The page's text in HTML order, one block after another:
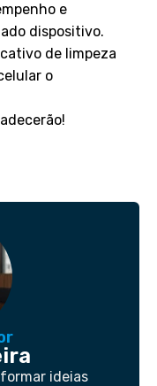
e
dispositivo.
de limpeza
o
ideias